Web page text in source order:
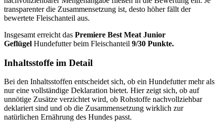
transparenter die Zusammensetzung ist, desto höher fällt der
bewertete Fleischanteil aus.
Insgesamt erreicht das Premiere Best Meat Junior
Geflügel Hundefutter beim Fleischanteil 9/30 Punkte.
Inhaltsstoffe im Detail
Bei den Inhaltsstoffen entscheidet sich, ob ein Hundefutter mehr als
nur eine vollständige Deklaration bietet. Hier zeigt sich, ob auf
unnötige Zusätze verzichtet wird, ob Rohstoffe nachvollziehbar
deklariert sind und ob die Zusammensetzung wirklich zur
natürlichen Ernährung des Hundes passt.